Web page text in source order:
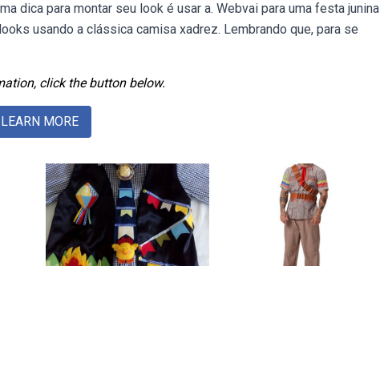
dica para montar seu look é usar a. Webvai para uma festa junina
usando a clássica camisa xadrez. Lembrando que, para se
click the button below.
LEARN MORE